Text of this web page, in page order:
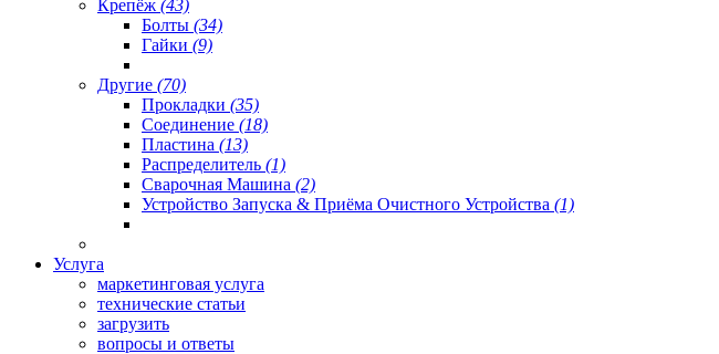
Крепёж (43)
Болты (34)
Гайки (9)
Другие (70)
Прокладки (35)
Соединение (18)
Пластина (13)
Распределитель (1)
Сварочная Машина (2)
Устройство Запуска & Приёма Очистного Устройства (1)
Услуга
маркетинговая услуга
технические статьи
загрузить
вопросы и ответы